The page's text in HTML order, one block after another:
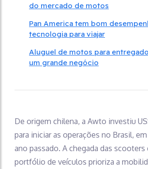
do mercado de motos
Pan America tem bom
tecnologia para viajar
Aluguel de motos para
um grande negócio
De origem chilena, a Awto investiu
para iniciar as operações no Brasil,
ano passado. A chegada das scooters
portfólio de veículos prioriza a